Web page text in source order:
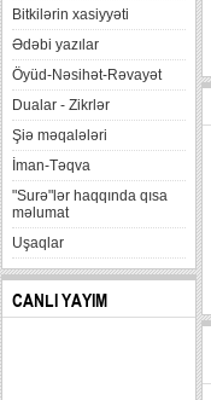
Bitkilərin xasiyyəti
Ədəbi yazılar
Öyüd-Nəsihət-Rəvayət
Dualar - Zikrlər
Şiə məqalələri
İman-Təqva
"Surə"lər haqqında qısa
məlumat
Uşaqlar
CANLI YAYIM